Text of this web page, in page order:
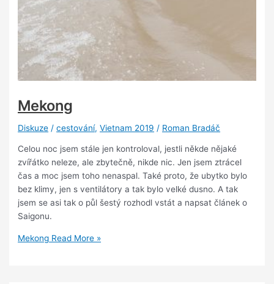
Mekong
Diskuze /cestování,Vietnam 2019 / Roman Bradáč
Celou noc jsem stále jen kontroloval, jestli někde nějaké
zvířátko neleze, ale zbytečně, nikde nic. Jen jsem ztrácel
čas a moc jsem toho nenaspal. Také proto, že ubytko bylo
bez klimy, jen s ventilátory a tak bylo velké dusno. A tak
jsem se asi tak o půl šestý rozhodl vstát a napsat článek o
Saigonu.
Mekong Read More »